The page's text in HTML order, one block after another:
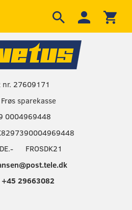
nr. 27609171
sparekasse
0004969448
FROSDK21
+45 29663082